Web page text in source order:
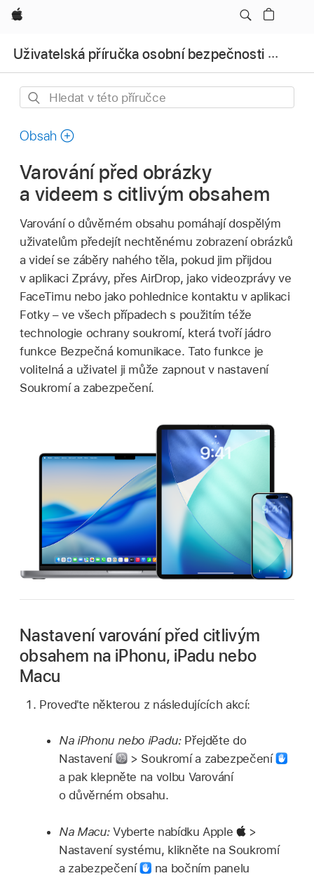
Apple
Uživatelská příručka osobní bezpečnosti od společnosti Apple
Hledat
příručce
Obsah
Varování před obrázky
a videem s citlivým obsahem
Varování o důvěrném obsahu pomáhají dospělým
uživatelům předejít nechtěnému zobrazení obrázků
a videí se záběry nahého těla, pokud jim přijdou
v aplikaci Zprávy, přes AirDrop, jako videozprávy ve
FaceTimu nebo jako pohlednice kontaktu v aplikaci
Fotky – ve všech případech s použitím téže
technologie ochrany soukromí, která tvoří jádro
funkce Bezpečná komunikace. Tato funkce je
volitelná a uživatel ji může zapnout v nastavení
Soukromí a zabezpečení.
Nastavení varování před citlivým
obsahem na iPhonu, iPadu nebo
Macu
Proveďte některou z následujících akcí:
Na iPhonu nebo iPadu:Přejděte do
Nastavení
> Soukromí a zabezpečení
a pak klepněte na volbu Varování
o důvěrném obsahu.
Na Macu:Vyberte nabídku Apple
>
Nastavení systému, klikněte na Soukromí
a zabezpečení
na bočním panelu